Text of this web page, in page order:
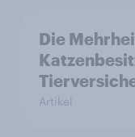
Die
Artikel